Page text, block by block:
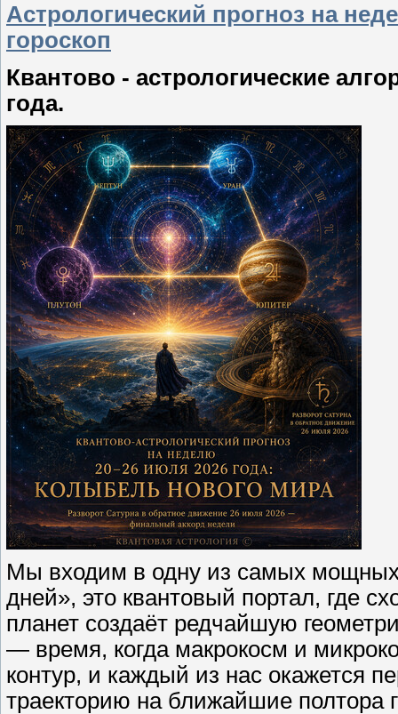
Астрологический прогноз на
гороскоп
Квантово - астрологические
года.
Мы входим в одну из самых мощных
дней», это квантовый портал, где
планет создаёт редчайшую
— время, когда макрокосм и
контур, и каждый из нас окажется
траекторию на ближайшие полтора